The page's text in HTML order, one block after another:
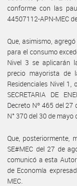
conforme con las
44507112-APN-MEC
Que, asimismo,
para el consumo
Nivel 3 se aplicarán
precio mayorista de
Residenciales Nivel
SECRETARIA DE
Decreto Nº 465 del
N° 370 del 30 de mayo
Que, posteriormente,
SE#MEC del 27 de
comunicó a esta
de Economía
MEC.